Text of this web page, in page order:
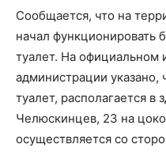
Сообщается, что на
начал функционировать
туалет. На официальном
администрации
туалет, располагается в
Челюскинцев, 23 на
осуществляется со